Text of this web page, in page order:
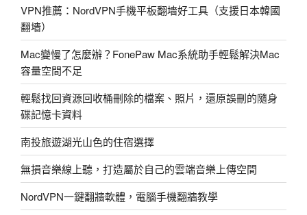
VPN推薦：NordVPN手機平板翻墻好工具（支援日本韓國
翻墻）
Mac變慢了怎麼辦？FonePaw Mac系統助手輕鬆解決Mac
容量空間不足
輕鬆找回資源回收桶刪除的檔案、照片，還原誤刪的隨身
碟記憶卡資料
南投旅遊湖光山色的住宿選擇
無損音樂線上聽，打造屬於自己的雲端音樂上傳空間
NordVPN一鍵翻牆軟體，電腦手機翻牆教學